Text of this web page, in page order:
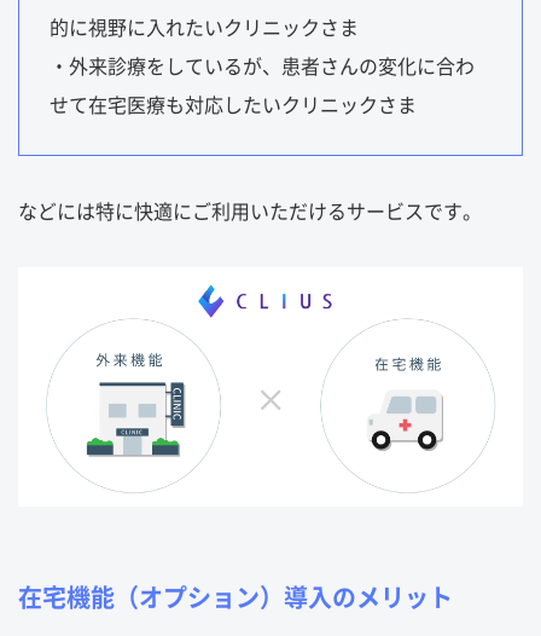
的に視野に入れたいクリニックさま
・外来診療をしているが、患者さんの変化に合わ
せて在宅医療も対応したいクリニックさま
などには特に快適にご利用いただけるサービスです。
在宅機能（オプション）導入のメリット